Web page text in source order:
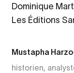
Dominique
Les Éditions
Mustapha
historien,